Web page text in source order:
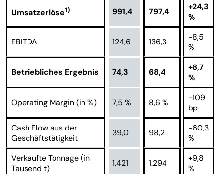
Umsatzerlöse1) 991,4 797,4
+24,3
%
EBITDA 124,6 136,3
-8,5
%
Betriebliches Ergebnis 74,3 68,4
+8,7
%
Operating Margin (in %) 7,5 % 8,6 %
-109
bp
Cash Flow aus der
Geschäftstätigkeit
39,0 98,2
-60,3
%
Verkaufte Tonnage (in
Tausend t)
1.421 1.294
+9,8
%